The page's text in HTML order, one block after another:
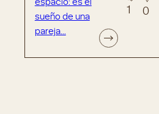
sueño de una
pareja...
1 0